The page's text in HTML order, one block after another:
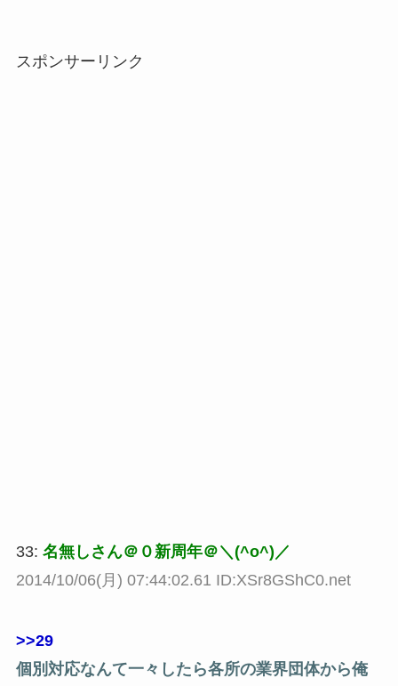
スポンサーリンク
33: 名無しさん＠０新周年＠＼(^o^)／
2014/10/06(月) 07:44:02.61 ID:XSr8GShC0.net
>>29
個別対応なんて一々したら各所の業界団体から俺